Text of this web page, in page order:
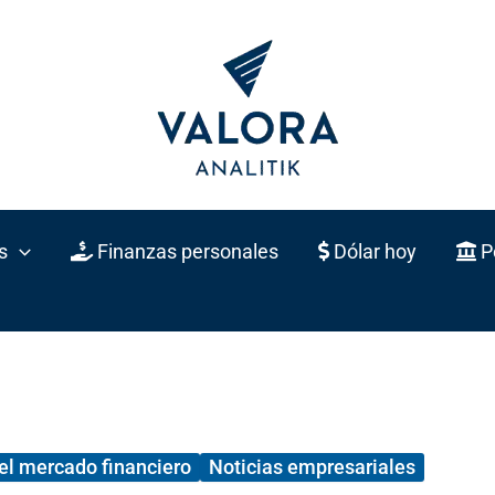
Finanzas personales Dólar hoy
mercado financiero
Noticias empresariales